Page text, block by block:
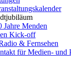
Jahre Menden
Kick-off
& Fernsehen
für Medien- und